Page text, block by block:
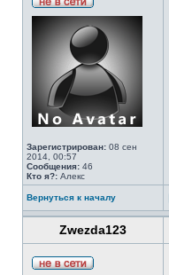
Зарегистрирован: 08 сен
2014, 00:57
Сообщения: 46
Кто я?: Алекс
Вернуться к началу
Zwezda123